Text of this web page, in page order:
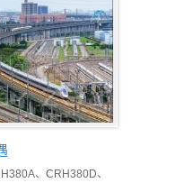
、CRH380D、